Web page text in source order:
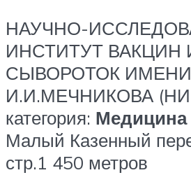
НАУЧНО-
ИНСТИТУТ ВАКЦИН
СЫВОРОТОК ИМЕНИ
И.И.МЕЧНИКОВА
категория: Медицина
Малый Казенный
стр.1 450 метров